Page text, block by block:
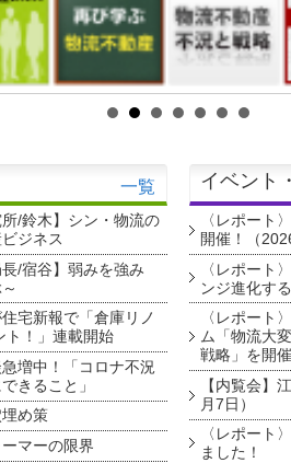
一覧
/鈴木】シン・物流の
ジネス
/宿谷】弱みを強み
宅新報で「倉庫リノ
ト！」連載開始
増中！「コロナ不況
きること」
め策
マーの限界
イベント
〈レポート
開催！（
〈レポート
ンジ進化す
〈レポート
ム「物流大
戦略」を開
【内覧会】
月7日）
〈レポート
ました！